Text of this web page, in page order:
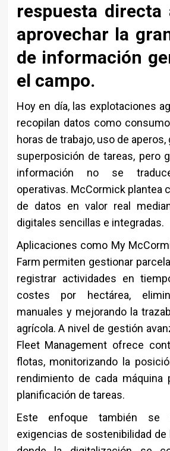
respuesta
aprovechar la
de información
el campo.
Hoy en día, las explotaciones
recopilan datos como
horas de trabajo, uso de
superposición de tareas, pero
información no se
operativas. McCormick plantea
de datos en valor real
digitales sencillas e integradas.
Aplicaciones como My
Farm permiten gestionar
registrar actividades en
costes por hectárea,
manuales y mejorando la
agrícola. A nivel de gestión
Fleet Management ofrece
flotas, monitorizando la
rendimiento de cada máquina
planificación de tareas.
Este enfoque también se
exigencias de sostenibilidad de